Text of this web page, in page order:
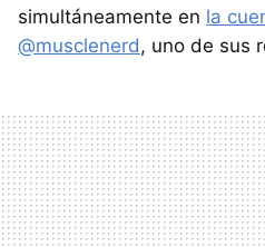
simultáneamente en la
@musclenerd, uno de sus